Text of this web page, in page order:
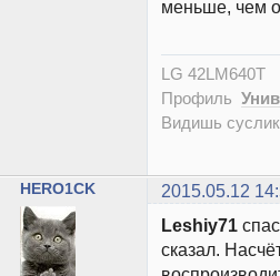
меньше, чем
LG 42LM640T
Профиль
Видишь
HERO1CK
2015.05.12
Leshiy71
сказал.